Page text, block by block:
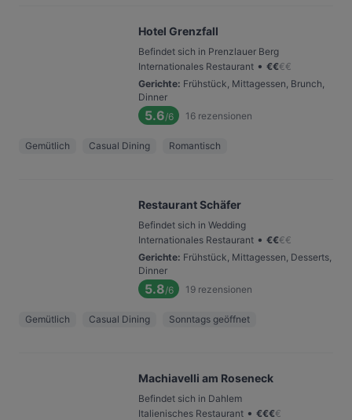
Hotel Grenzfall
Befindet sich in Prenzlauer Berg
Internationales Restaurant • €€€€
Gerichte: Frühstück, Mittagessen, Brunch,
Dinner
5.6/6 16 rezensionen
Gemütlich Casual Dining Romantisch
Restaurant Schäfer
Befindet sich in Wedding
Internationales Restaurant • €€€€
Gerichte: Frühstück, Mittagessen, Desserts,
Dinner
5.8/6 19 rezensionen
Gemütlich Casual Dining Sonntags geöffnet
Machiavelli am Roseneck
Befindet sich in Dahlem
Italienisches Restaurant • €€€€